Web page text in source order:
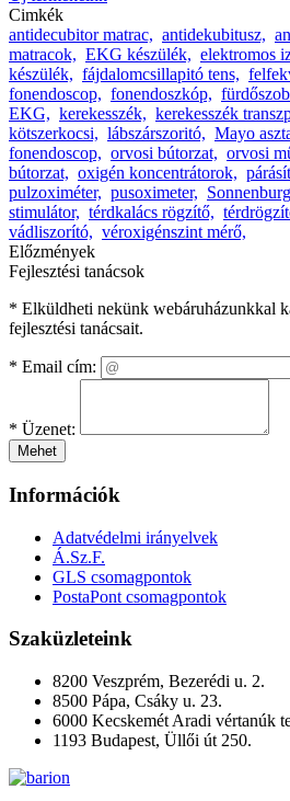
Cimkék
antidecubitor matrac, antidekubitusz,
matracok, EKG készülék, elektromos
készülék, fájdalomcsillapitó tens,
fonendoscop, fonendoszkóp,
EKG, kerekesszék, kerekesszék
kötszerkocsi, lábszárszoritó, Mayo
fonendoscop, orvosi bútorzat, orvosi
bútorzat, oxigén koncentrátorok,
pulzoximéter, pusoximeter,
stimulátor, térdkalács rögzítő,
vádliszorító, véroxigénszint mérő,
Előzmények
Fejlesztési tanácsok
* Elküldheti nekünk webáruházunkkal
fejlesztési tanácsait.
* Email cím:
* Üzenet:
Mehet
Információk
Adatvédelmi irányelvek
Á.Sz.F.
GLS csomagpontok
PostaPont csomagpontok
Szaküzleteink
8200 Veszprém, Bezerédi u. 2.
8500 Pápa, Csáky u. 23.
6000 Kecskemét Aradi vértanúk
1193 Budapest, Üllői út 250.